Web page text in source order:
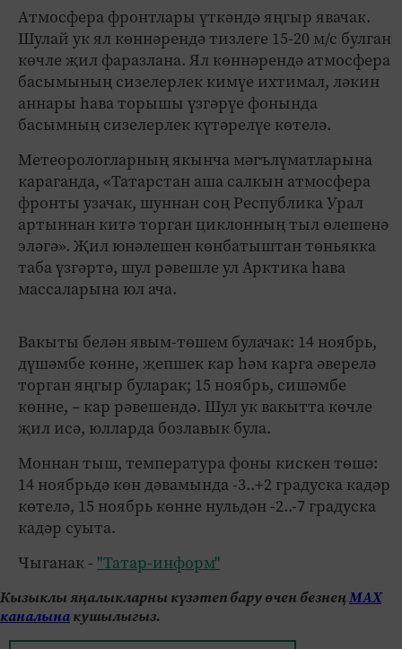
Атмосфера фронтлары үткәндә яңгыр явачак.
Шулай ук ял көннәрендә тизлеге 15-20 м/с булган
көчле җил фаразлана. Ял көннәрендә атмосфера
басымының сизелерлек кимүе ихтимал, ләкин
аннары һава торышы үзгәрүе фонында
басымның сизелерлек күтәрелүе көтелә.
Метеорологларның якынча мәгълүматларына
караганда, «Татарстан аша салкын атмосфера
фронты узачак, шуннан соң Республика Урал
артыннан китә торган циклонның тыл өлешенә
эләгә». Җил юнәлешен көнбатыштан төньякка
таба үзгәртә, шул рәвешле ул Арктика һава
массаларына юл ача.
Вакыты белән явым-төшем булачак: 14 ноябрь,
дүшәмбе көнне, җепшек кар һәм карга әверелә
торган яңгыр буларак; 15 ноябрь, сишәмбе
көнне, – кар рәвешендә. Шул ук вакытта көчле
җил исә, юлларда бозлавык була.
Моннан тыш, температура фоны кискен төшә:
14 ноябрьдә көн дәвамында -3..+2 градуска кадәр
көтелә, 15 ноябрь көнне нульдән -2..-7 градуска
кадәр суыта.
Чыганак - "Татар-информ"
Кызыклы яңалыкларны күзәтеп бару өчен безнеңМАХ
каналынакушылыгыз.